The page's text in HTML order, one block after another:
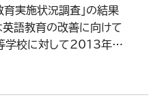
実施状況調査」の結果
英語教育の改善に向けて
学校に対して2013年…